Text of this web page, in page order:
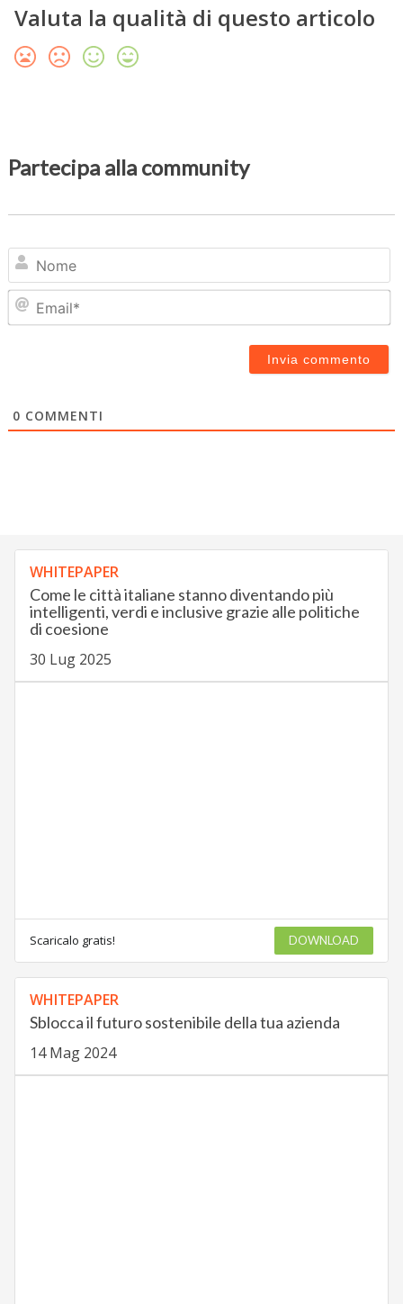
Valuta la qualità di questo articolo
Partecipa alla community
0 COMMENTI
WHITEPAPER
Come le città italiane stanno diventando più
intelligenti, verdi e inclusive grazie alle politiche
di coesione
30 Lug 2025
Scaricalo gratis! DOWNLOAD
WHITEPAPER
Sblocca il futuro sostenibile della tua azienda
14 Mag 2024